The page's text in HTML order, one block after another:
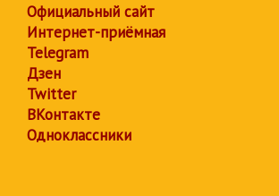
Официальный сайт
Интернет-приёмная
Telegram
Дзен
Twitter
ВКонтакте
Одноклассники